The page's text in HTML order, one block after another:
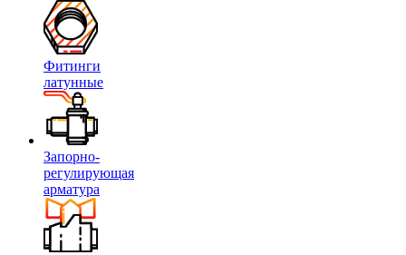
Фитинги
латунные
Запорно-
регулирующая
арматура